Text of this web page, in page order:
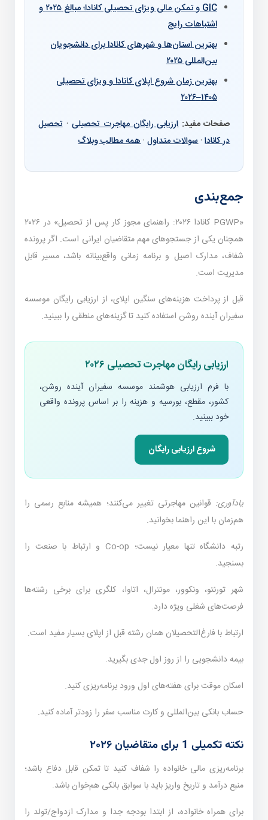
GIC و تمکن مالی ویزای تحصیلی کانادا؛ مبالغ ۲۰۲۵ و
اشتباهات رایج
بهترین استان‌ها و شهرهای کانادا برای دانشجویان
بین‌المللی ۲۰۲۵
بهترین زمان شروع اپلای کانادا و ویزای تحصیلی
۱۴۰۵–۲۰۲۶
صفحات مفید: ارزیابی رایگان مهاجرت تحصیلی ·تحصیل
در کانادا·سوالات متداول·همه مطالب وبلاگ
جمع‌بندی
«PGWP کانادا ۲۰۲۶: راهنمای مجوز کار پس از تحصیل» در ۲۰۲۶
همچنان یکی از جستجوهای مهم متقاضیان ایرانی است. اگر پرونده
شفاف، مدارک اصیل و برنامه زمانی واقع‌بینانه باشد، مسیر قابل
مدیریت است.
قبل از پرداخت هزینه‌های سنگین اپلای، از ارزیابی رایگان موسسه
سفیران آینده روشن استفاده کنید تا گزینه‌های منطقی را ببینید.
ارزیابی رایگان مهاجرت تحصیلی ۲۰۲۶
با فرم ارزیابی هوشمند موسسه سفیران آینده روشن،
کشور، مقطع، بورسیه و هزینه را بر اساس پرونده واقعی
خود ببینید.
شروع ارزیابی رایگان
یادآوری: قوانین مهاجرتی تغییر می‌کنند؛ همیشه منابع رسمی را
هم‌زمان با این راهنما بخوانید.
رتبه دانشگاه تنها معیار نیست؛ Co-op و ارتباط با صنعت را
بسنجید.
شهر تورنتو، ونکوور، مونترال، اتاوا، کلگری برای برخی رشته‌ها
فرصت‌های شغلی ویژه دارد.
ارتباط با فارغ‌التحصیلان همان رشته قبل از اپلای بسیار مفید است.
بیمه دانشجویی را از روز اول جدی بگیرید.
اسکان موقت برای هفته‌های اول ورود برنامه‌ریزی کنید.
حساب بانکی بین‌المللی و کارت مناسب سفر را زودتر آماده کنید.
نکته تکمیلی 1 برای متقاضیان ۲۰۲۶
برنامه‌ریزی مالی خانواده را شفاف کنید تا تمکن قابل دفاع باشد؛
منبع درآمد و تاریخ واریز باید با سوابق بانکی هم‌خوان باشد.
برای همراه خانواده، از ابتدا بودجه جدا و مدارک ازدواج/تولد را